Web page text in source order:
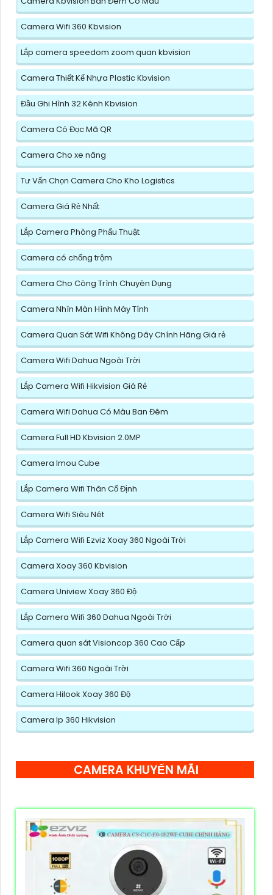
Camera Wifi 360 Kbvision
Lắp camera speedom zoom quan kbvision
Camera Thiết Kế Nhựa Plastic Kbvision
Đầu Ghi Hình 32 Kênh Kbvision
Camera Có Đọc Mã QR
Camera Cho xe nâng
Tư Vấn Chọn Camera Cho Kho Logistics
Camera Giá Rẻ Nhất
Lắp Camera Phòng Phẩu Thuật
Camera có chống trộm
Camera Cho Công Trình Chuyên Dụng
Camera Nhìn Màn Hình Máy Tính
Camera Quan Sát Wifi Không Dây Chính Hãng Giá rẻ
Camera Wifi Dahua Ngoài Trời
Lắp Camera Wifi Hikvision Giá Rẻ
Camera Wifi Dahua Có Màu Ban Đêm
Camera Full HD Kbvision 2.0MP
Camera Imou Cube
Lắp Camera Wifi Thân Cố Định
Camera Wifi Siêu Nét
Lắp Camera Wifi Ezviz Xoay 360 Ngoài Trời
Camera Xoay 360 Kbvision
Camera Uniview Xoay 360 Độ
Lắp Camera Wifi 360 Dahua Ngoài Trời
Camera quan sát Visioncop 360 Cao Cấp
Camera Wifi 360 Ngoài Trời
Camera Hilook Xoay 360 Độ
Camera Ip 360 Hikvision
CAMERA KHUYẾN MÃI